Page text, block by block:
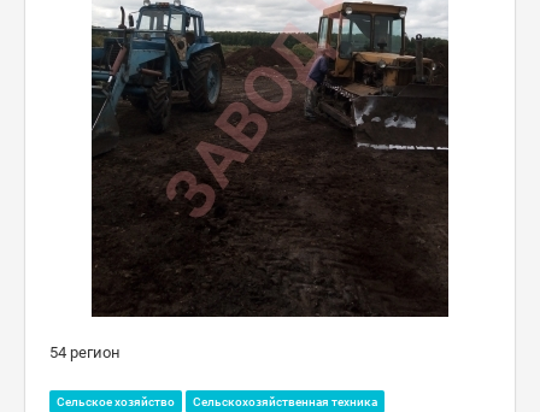
54 регион
Сельское хозяйство Сельскохозяйственная техника